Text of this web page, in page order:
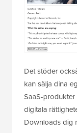
Det stöder
kan sälja dina
SaaS-
digitala
Downloads dig